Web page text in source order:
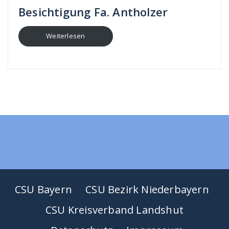
Besichtigung Fa. Antholzer
Weiterlesen
CSU Bayern
CSU Bezirk Niederbayern
CSU Kreisverband Landshut